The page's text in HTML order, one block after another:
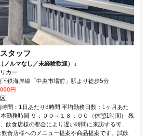
タッフ
ノルマなし／未経験歓迎）」
カー
鉄海岸線「中央市場前」駅より徒歩5分
円
間：1日あたり8時間 平均勤務日数：1ヶ月あた
勤務時間 ９：００～１８：００（休憩1時間） 残
飲食店様の都合により遅い時間に来訪する可...
食店様へのメニュー提案や商品提案です。試飲